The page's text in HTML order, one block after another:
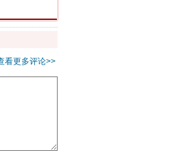
看更多评论>>